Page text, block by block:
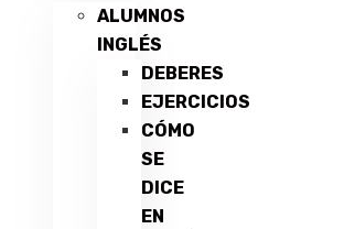
ALUMNOS
INGLÉS
DEBERES
EJERCICIOS
CÓMO
SE
DICE
EN